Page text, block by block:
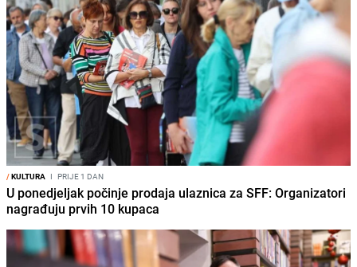
/KULTURA I PRIJE 1 DAN
U ponedjeljak počinje prodaja ulaznica za SFF: Organizatori
nagrađuju prvih 10 kupaca